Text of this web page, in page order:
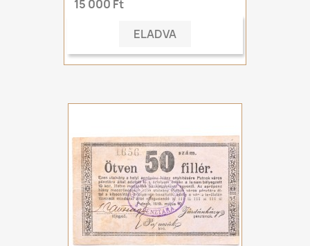
15 000 Ft
ELADVA